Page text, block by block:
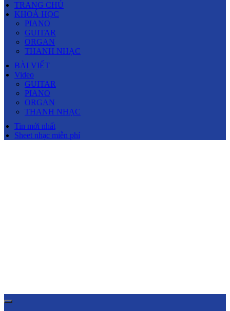
TRANG CHỦ
KHOÁ HỌC
PIANO
GUITAR
ORGAN
THANH NHẠC
BÀI VIẾT
Video
GUITAR
PIANO
ORGAN
THANH NHẠC
Tin mới nhất
Sheet nhạc miễn phí